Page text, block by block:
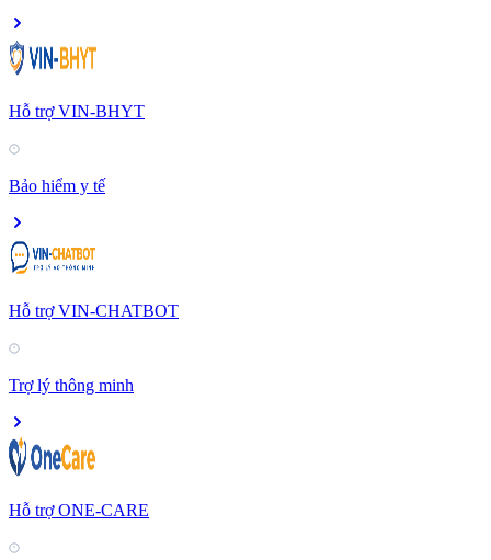
Hỗ trợ VIN-BHYT
Bảo hiểm y tế
Hỗ trợ VIN-CHATBOT
Trợ lý thông minh
Hỗ trợ ONE-CARE